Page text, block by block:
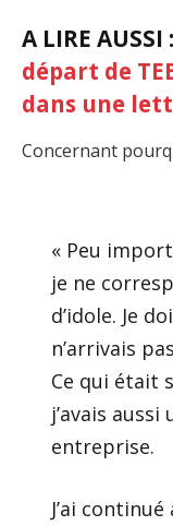
A LIRE AUSSI :
départ de
dans une
Concernant
« Peu
je ne
d’idole. Je
n’arrivais
Ce qui était
j’avais
entreprise.
J’ai